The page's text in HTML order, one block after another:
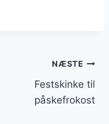
NÆSTE
Festskinke til
påskefrokost